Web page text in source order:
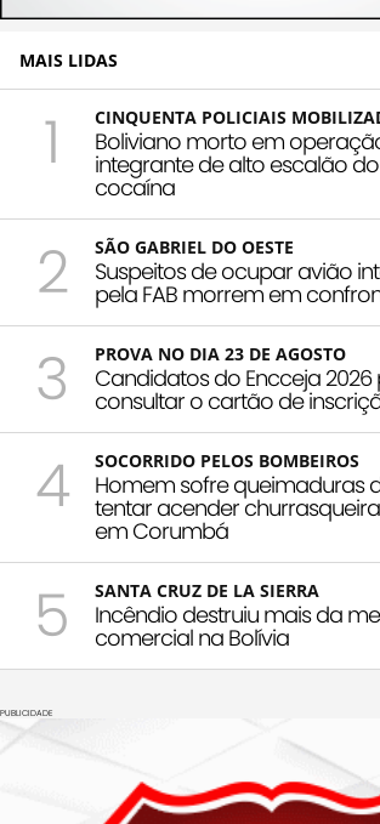
MAIS LIDAS
1 CINQUENTA POLICIAIS
Boliviano morto em
integrante de alto escalão
cocaína
2 SÃO GABRIEL DO OESTE
Suspeitos de ocupar avião
pela FAB morrem em
3 PROVA NO DIA 23 DE AGOSTO
Candidatos do Encceja
consultar o cartão de
4 SOCORRIDO PELOS BOMBEIROS
Homem sofre queimaduras
tentar acender
em Corumbá
5 SANTA CRUZ DE LA SIERRA
Incêndio destruiu mais da
comercial na Bolívia
PUBLICIDADE